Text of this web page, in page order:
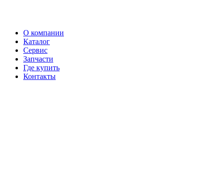
О компании
Каталог
Сервис
Запчасти
Где купить
Контакты